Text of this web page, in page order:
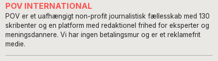
POV INTERNATIONAL
POV er et uafhængigt non-profit journalistisk fællesskab med 130
skribenter og en platform med redaktionel frihed for eksperter og
meningsdannere. Vi har ingen betalingsmur og er et reklamefrit
medie.